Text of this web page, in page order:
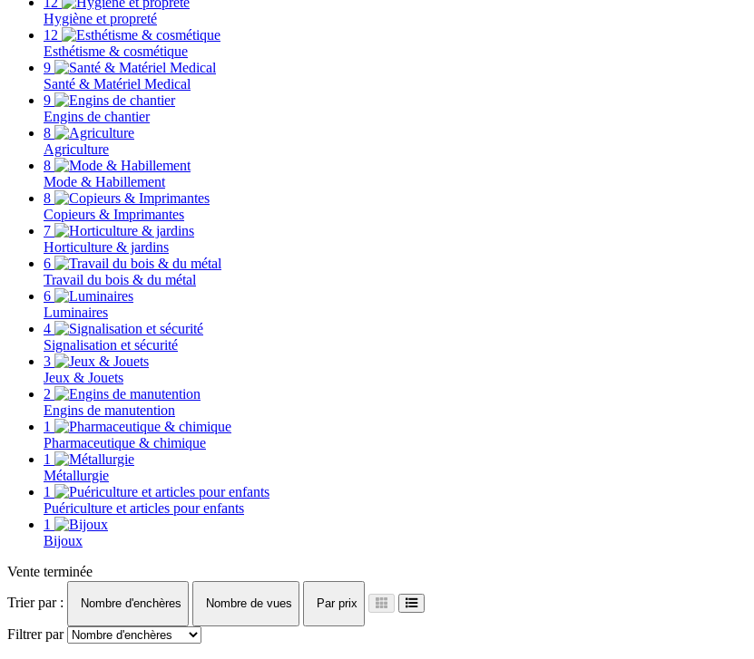
Hygiène et propreté
12
Esthétisme & cosmétique
9
Santé & Matériel Medical
9
Engins de chantier
8
Agriculture
8
Mode & Habillement
8
Copieurs & Imprimantes
7
Horticulture & jardins
6
Travail du bois & du métal
6
Luminaires
4
Signalisation et sécurité
3
Jeux & Jouets
2
Engins de manutention
1
Pharmaceutique & chimique
1
Métallurgie
1
Puériculture et articles pour enfants
1
Bijoux
Vente terminée
Trier par :
Nombre d'enchères Nombre de vues Par prix
Filtrer par